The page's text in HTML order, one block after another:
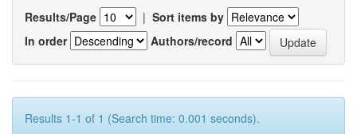
Results/Page | Sort items by
In order
Authors/record
Results 1-1 of 1 (Search time: 0.001 seconds).